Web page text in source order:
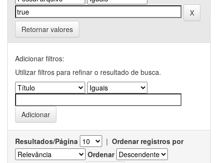
Retornar valores
Adicionar filtros:
Utilizar filtros para refinar o resultado de busca.
Resultados/Página | Ordenar registros por
Ordenar